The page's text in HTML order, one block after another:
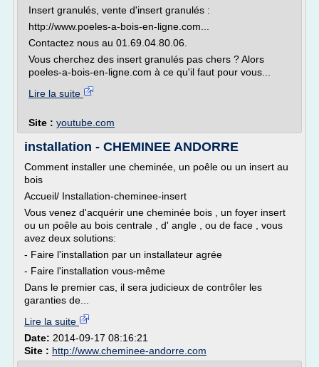
Insert granulés, vente d'insert granulés :
http://www.poeles-a-bois-en-ligne.com...
Contactez nous au 01.69.04.80.06.
Vous cherchez des insert granulés pas chers ? Alors
poeles-a-bois-en-ligne.com à ce qu'il faut pour vous...
Lire la suite
Site : youtube.com
installation - CHEMINEE ANDORRE
Comment installer une cheminée, un poêle ou un insert au
bois
Accueil/ Installation-cheminee-insert
Vous venez d'acquérir une cheminée bois , un foyer insert
ou un poêle au bois centrale , d' angle , ou de face , vous
avez deux solutions:
- Faire l'installation par un installateur agrée
- Faire l'installation vous-même
Dans le premier cas, il sera judicieux de contrôler les
garanties de...
Lire la suite
Date: 2014-09-17 08:16:21
Site : http://www.cheminee-andorre.com